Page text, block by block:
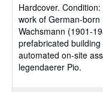
out
of
5
stars
Hardcover. Condition:
work of German-
Wachsmann (1901-
prefabricated
automated on-site
legendaerer Pio.